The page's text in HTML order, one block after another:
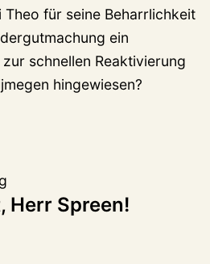
für seine Beharrlichkeit
ein
schnellen Reaktivierung
hingewiesen?
Herr Spreen!